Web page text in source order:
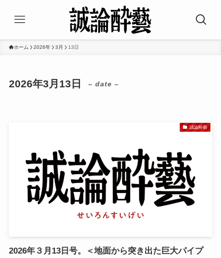
ホーム 2026年 3月 13日
2026年3月13日 – date –
誠論酔藝
2026年３月13日号。＜地面から突き出た巨大パイプ